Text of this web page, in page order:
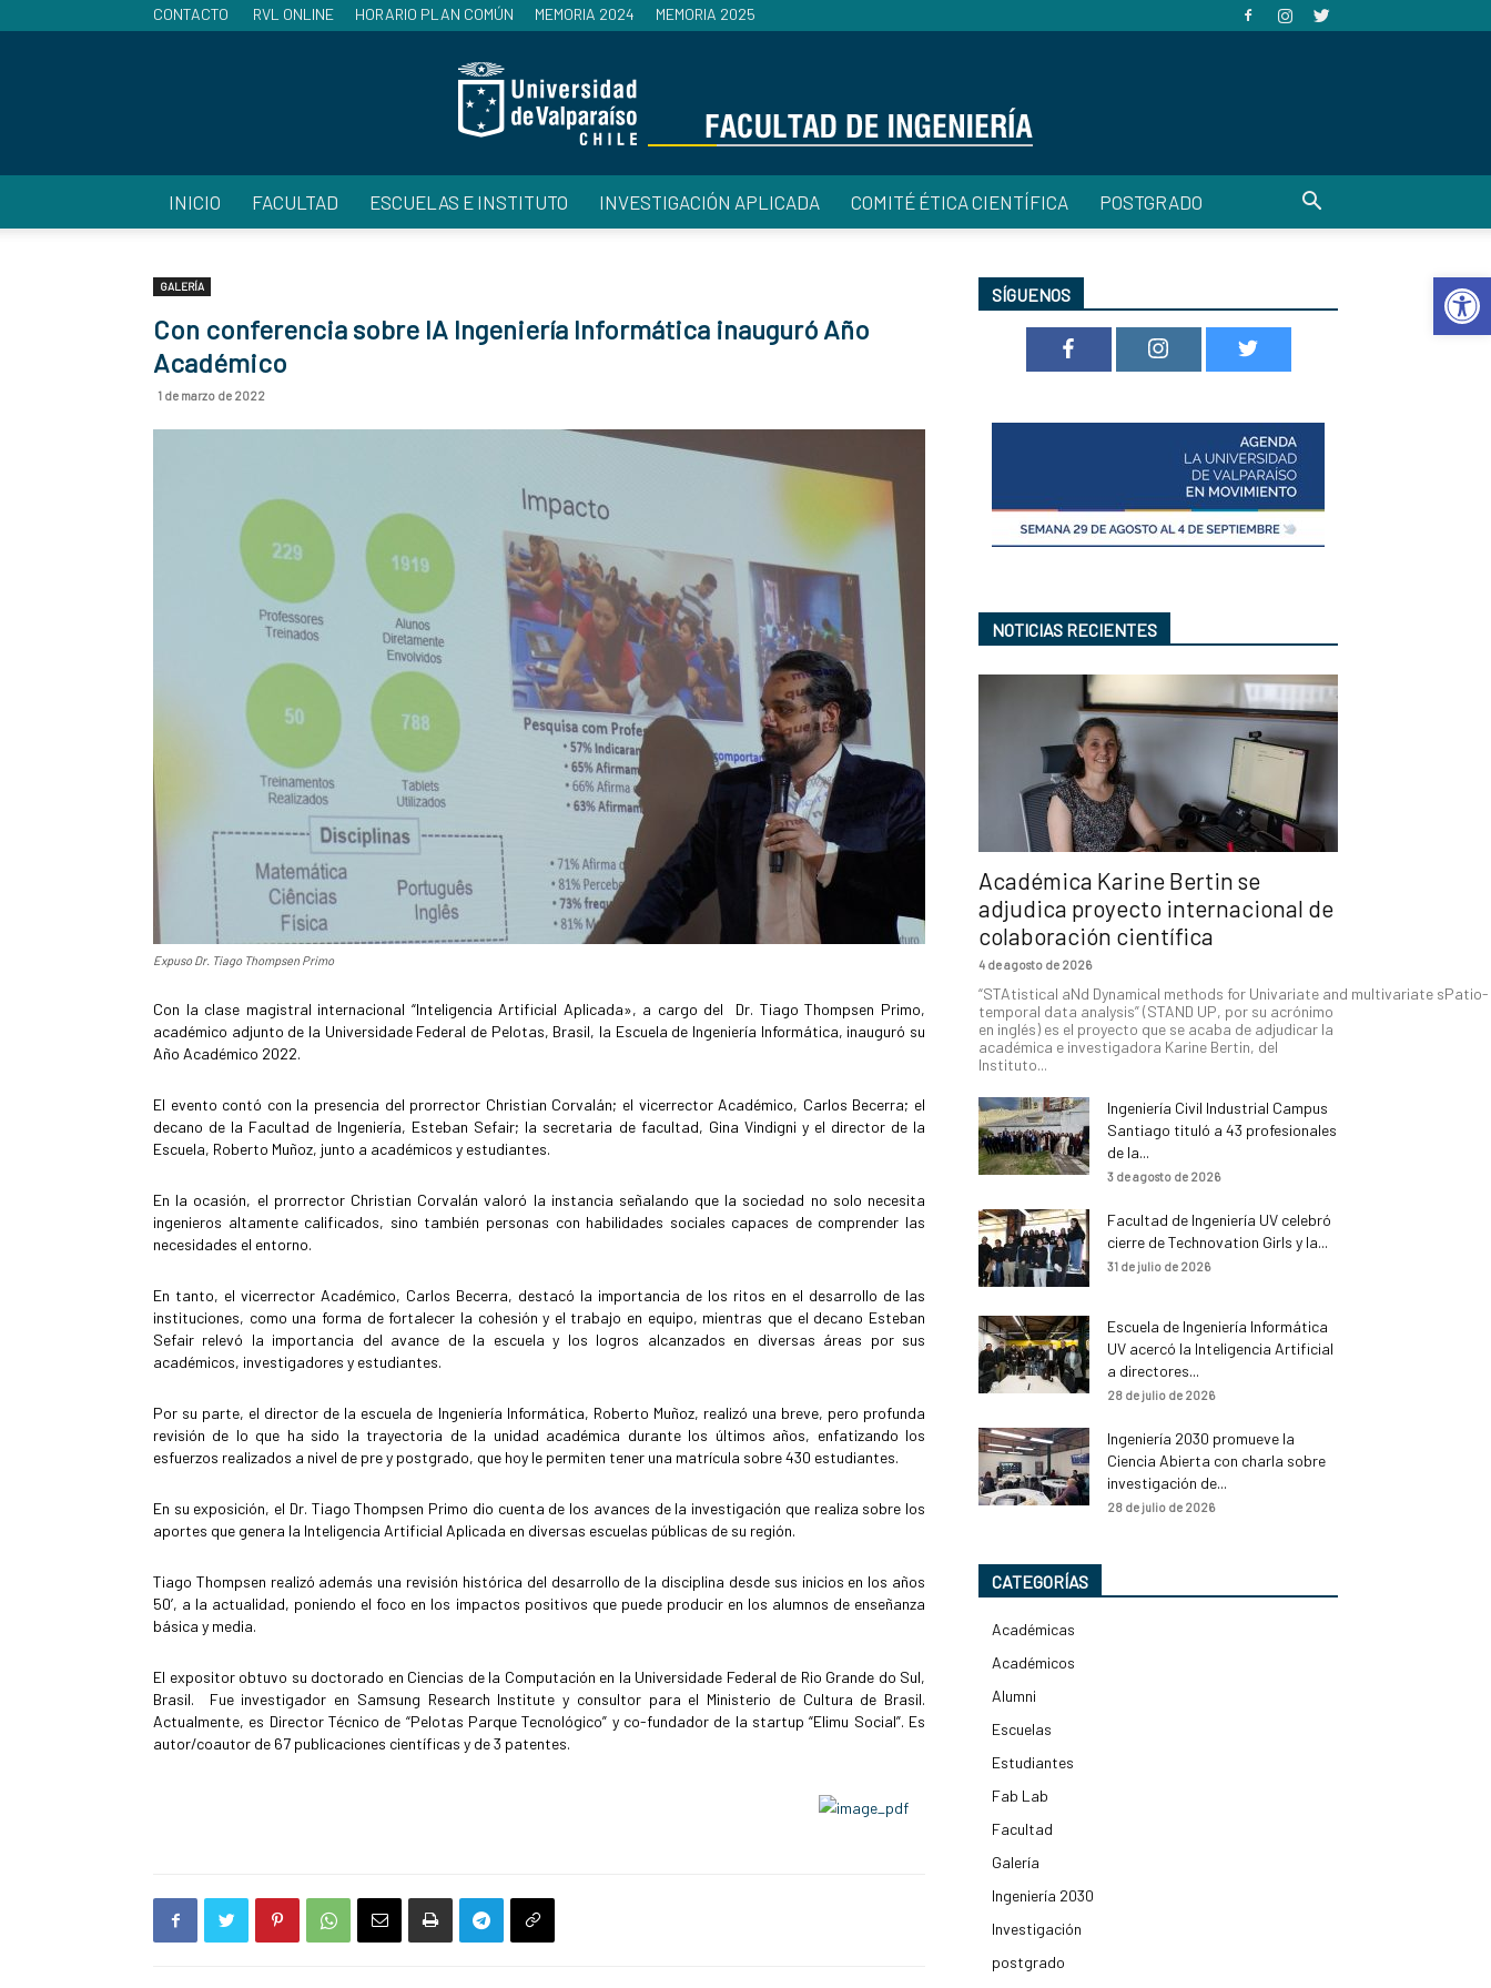
Abrir
CONTACTO RVL ONLINE HORARIO PLAN COMÚN MEMORIA 2024 MEMORIA 2025
INICIO FACULTAD ESCUELAS E INSTITUTO INVESTIGACIÓN APLICADA COMITÉ ÉTICA CIENTÍFICA POSTGRADO
GALERÍA
Con conferencia sobre IA Ingeniería Informática inauguró Año
Académico
1 de marzo de 2022
Expuso Dr. Tiago Thompsen Primo
Con la clase magistral internacional “Inteligencia Artificial Aplicada», a cargo del Dr. Tiago Thompsen Primo,
académico adjunto de la Universidade Federal de Pelotas, Brasil, la Escuela de Ingeniería Informática, inauguró su
Año Académico 2022.
El evento contó con la presencia del prorrector Christian Corvalán; el vicerrector Académico, Carlos Becerra; el
decano de la Facultad de Ingeniería, Esteban Sefair; la secretaria de facultad, Gina Vindigni y el director de la
Escuela, Roberto Muñoz, junto a académicos y estudiantes.
En la ocasión, el prorrector Christian Corvalán valoró la instancia señalando que la sociedad no solo necesita
ingenieros altamente calificados, sino también personas con habilidades sociales capaces de comprender las
necesidades el entorno.
En tanto, el vicerrector Académico, Carlos Becerra, destacó la importancia de los ritos en el desarrollo de las
instituciones, como una forma de fortalecer la cohesión y el trabajo en equipo, mientras que el decano Esteban
Sefair relevó la importancia del avance de la escuela y los logros alcanzados en diversas áreas por sus
académicos, investigadores y estudiantes.
Por su parte, el director de la escuela de Ingeniería Informática, Roberto Muñoz, realizó una breve, pero profunda
revisión de lo que ha sido la trayectoria de la unidad académica durante los últimos años, enfatizando los
esfuerzos realizados a nivel de pre y postgrado, que hoy le permiten tener una matrícula sobre 430 estudiantes.
En su exposición, el Dr. Tiago Thompsen Primo dio cuenta de los avances de la investigación que realiza sobre los
aportes que genera la Inteligencia Artificial Aplicada en diversas escuelas públicas de su región.
Tiago Thompsen realizó además una revisión histórica del desarrollo de la disciplina desde sus inicios en los años
50’, a la actualidad, poniendo el foco en los impactos positivos que puede producir en los alumnos de enseñanza
básica y media.
El expositor obtuvo su doctorado en Ciencias de la Computación en la Universidade Federal de Rio Grande do Sul,
Brasil. Fue investigador en Samsung Research Institute y consultor para el Ministerio de Cultura de Brasil.
Actualmente, es Director Técnico de “Pelotas Parque Tecnológico” y co-fundador de la startup “Elimu Social”. Es
autor/coautor de 67 publicaciones científicas y de 3 patentes.
SÍGUENOS
NOTICIAS RECIENTES
Académica Karine Bertin se
adjudica proyecto internacional de
colaboración científica
4 de agosto de 2026
“STAtistical aNd Dynamical methods for Univariate and multivariate sPatio-
temporal data analysis” (STAND UP, por su acrónimo
en inglés) es el proyecto que se acaba de adjudicar la
académica e investigadora Karine Bertin, del
Instituto...
Ingeniería Civil Industrial Campus
Santiago tituló a 43 profesionales
de la...
3 de agosto de 2026
Facultad de Ingeniería UV celebró
cierre de Technovation Girls y la...
31 de julio de 2026
Escuela de Ingeniería Informática
UV acercó la Inteligencia Artificial
a directores...
28 de julio de 2026
Ingeniería 2030 promueve la
Ciencia Abierta con charla sobre
investigación de...
28 de julio de 2026
CATEGORÍAS
Académicas
Académicos
Alumni
Escuelas
Estudiantes
Fab Lab
Facultad
Galería
Ingeniería 2030
Investigación
postgrado